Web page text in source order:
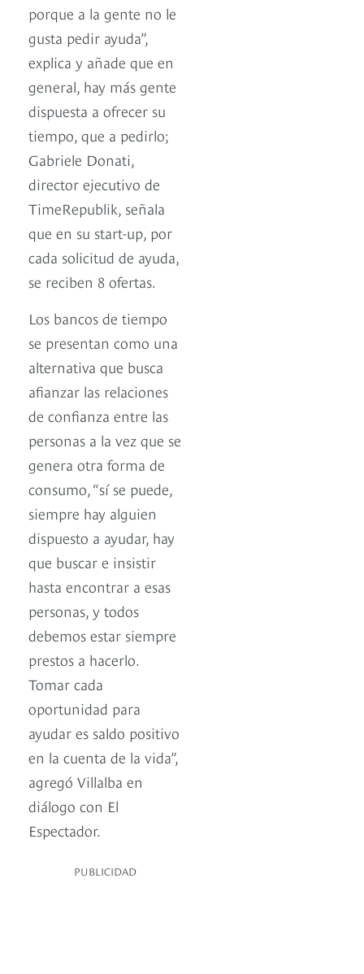
porque a la gente no le
gusta pedir ayuda”,
explica y añade que en
general, hay más gente
dispuesta a ofrecer su
tiempo, que a pedirlo;
Gabriele Donati,
director ejecutivo de
TimeRepublik, señala
que en su start-up, por
cada solicitud de ayuda,
se reciben 8 ofertas.
Los bancos de tiempo
se presentan como una
alternativa que busca
afianzar las relaciones
de confianza entre las
personas a la vez que se
genera otra forma de
consumo, “sí se puede,
siempre hay alguien
dispuesto a ayudar, hay
que buscar e insistir
hasta encontrar a esas
personas, y todos
debemos estar siempre
prestos a hacerlo.
Tomar cada
oportunidad para
ayudar es saldo positivo
en la cuenta de la vida”,
agregó Villalba en
diálogo con El
Espectador.
PUBLICIDAD